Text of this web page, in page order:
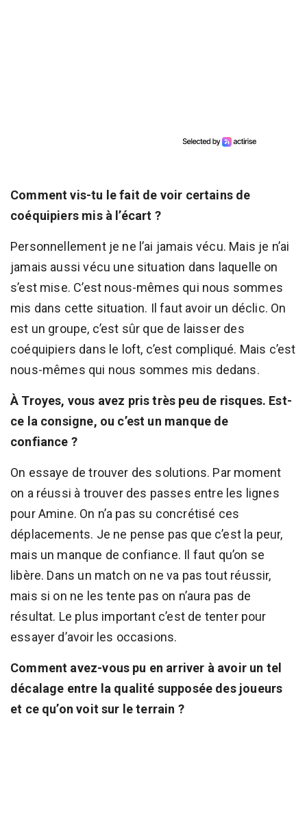
Comment vis-tu le fait de voir certains de
coéquipiers mis à l’écart ?
Personnellement je ne l’ai jamais vécu. Mais je n’ai
jamais aussi vécu une situation dans laquelle on
s’est mise. C’est nous-mêmes qui nous sommes
mis dans cette situation. Il faut avoir un déclic. On
est un groupe, c’est sûr que de laisser des
coéquipiers dans le loft, c’est compliqué. Mais c’est
nous-mêmes qui nous sommes mis dedans.
À Troyes, vous avez pris très peu de risques. Est-
ce la consigne, ou c’est un manque de
confiance ?
On essaye de trouver des solutions. Par moment
on a réussi à trouver des passes entre les lignes
pour Amine. On n’a pas su concrétisé ces
déplacements. Je ne pense pas que c’est la peur,
mais un manque de confiance. Il faut qu’on se
libère. Dans un match on ne va pas tout réussir,
mais si on ne les tente pas on n’aura pas de
résultat. Le plus important c’est de tenter pour
essayer d’avoir les occasions.
Comment avez-vous pu en arriver à avoir un tel
décalage entre la qualité supposée des joueurs
et ce qu’on voit sur le terrain ?